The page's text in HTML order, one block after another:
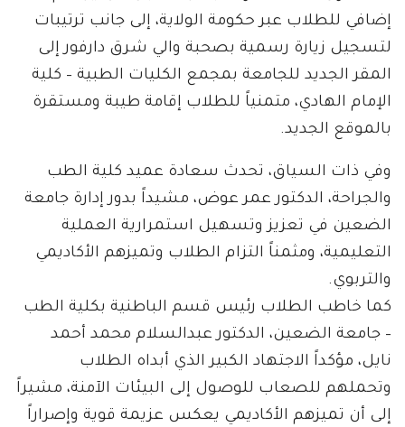
إضافي للطلاب عبر حكومة الولاية، إلى جانب ترتيبات
لتسجيل زيارة رسمية بصحبة والي شرق دارفور إلى
المقر الجديد للجامعة بمجمع الكليات الطبية – كلية
الإمام الهادي، متمنياً للطلاب إقامة طيبة ومستقرة
بالموقع الجديد.
وفي ذات السياق، تحدث سعادة عميد كلية الطب
والجراحة، الدكتور عمر عوض، مشيداً بدور إدارة جامعة
الضعين في تعزيز وتسهيل استمرارية العملية
التعليمية، ومثمناً التزام الطلاب وتميزهم الأكاديمي
والتربوي.
كما خاطب الطلاب رئيس قسم الباطنية بكلية الطب
– جامعة الضعين، الدكتور عبدالسلام محمد أحمد
نايل، مؤكداً الاجتهاد الكبير الذي أبداه الطلاب
وتحملهم للصعاب للوصول إلى البيئات الآمنة، مشيراً
إلى أن تميزهم الأكاديمي يعكس عزيمة قوية وإصراراً